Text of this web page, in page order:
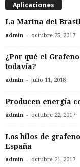
Aplicaciones
La Marina del
admin - octubre 25, 2017
¿Por qué el
todavía?
admin - julio 11, 2018
Producen energía
admin - octubre 22, 2017
Los hilos de
España
admin - octubre 21, 2017